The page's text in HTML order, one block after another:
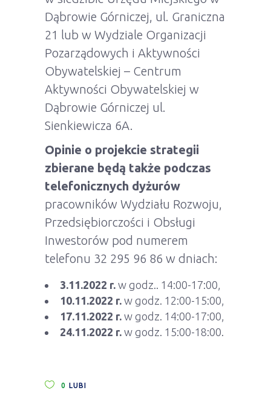
Dąbrowie Górniczej, ul. Graniczna
21 lub w Wydziale Organizacji
Pozarządowych i Aktywności
Obywatelskiej – Centrum
Aktywności Obywatelskiej w
Dąbrowie Górniczej ul.
Sienkiewicza 6A.
Opinie o projekcie strategii
zbierane będą także podczas
telefonicznych dyżurów
pracowników Wydziału Rozwoju,
Przedsiębiorczości i Obsługi
Inwestorów pod numerem
telefonu 32 295 96 86 w dniach:
3.11.2022 r. w godz.. 14:00-17:00,
10.11.2022 r. w godz. 12:00-15:00,
17.11.2022 r. w godz. 14:00-17:00,
24.11.2022 r. w godz. 15:00-18:00.
0 LUBI